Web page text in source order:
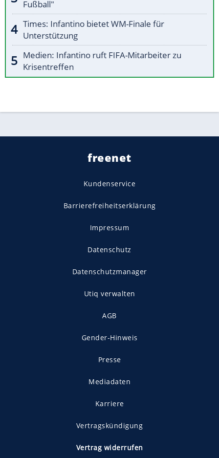
Fußball"
Times: Infantino bietet WM-Finale für
Unterstützung
Medien: Infantino ruft FIFA-Mitarbeiter zu
Krisentreffen
freenet
Kundenservice
Barrierefreiheitserklärung
Impressum
Datenschutz
Datenschutzmanager
Utiq verwalten
AGB
Gender-Hinweis
Presse
Mediadaten
Karriere
Vertragskündigung
Vertrag widerrufen